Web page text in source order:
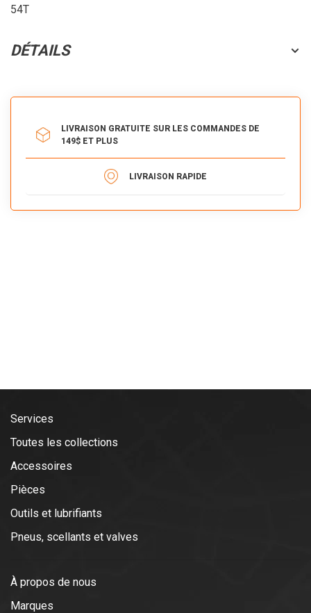
54T
DÉTAILS
LIVRAISON GRATUITE SUR LES COMMANDES DE
149$ ET PLUS
LIVRAISON RAPIDE
Services
Toutes les collections
Accessoires
Pièces
Outils et lubrifiants
Pneus, scellants et valves
À propos de nous
Marques